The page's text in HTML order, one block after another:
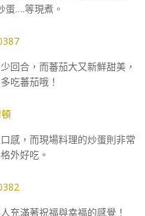
蛋….等現煮。
回合，而蕃茄大又新鮮甜美，
吃蕃茄哦！
感，而現場料理的炒蛋則非常
外好吃。
充滿著祝福與幸福的感覺！